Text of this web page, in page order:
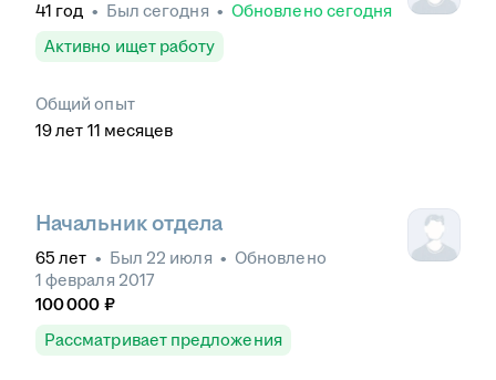
41 год • Был сегодня • Обновлено сегодня
Активно ищет работу
Общий опыт
19лет 11 месяцев
Начальник отдела
65 лет • Был 22 июля • Обновлено
1 февраля 2017
100 000 ₽
Рассматривает предложения